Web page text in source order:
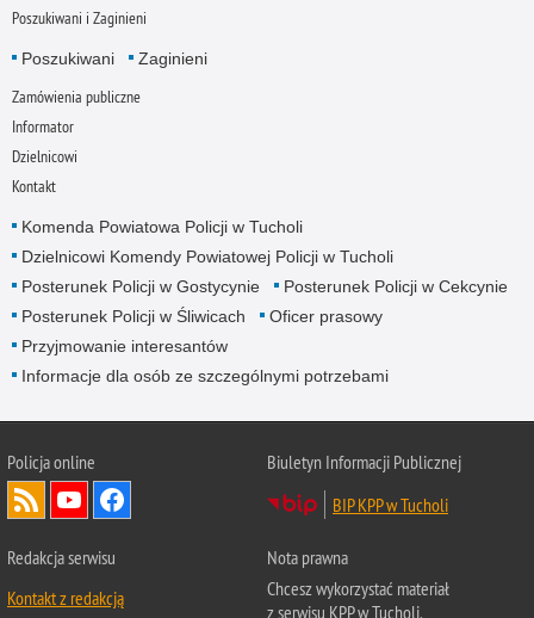
Poszukiwani i Zaginieni
Poszukiwani Zaginieni
Zamówienia publiczne
Informator
Dzielnicowi
Kontakt
Komenda Powiatowa Policji w Tucholi
Dzielnicowi Komendy Powiatowej Policji w Tucholi
Posterunek Policji w Gostycynie
Posterunek Policji w Cekcynie
Posterunek Policji w Śliwicach
Oficer prasowy
Przyjmowanie interesantów
Informacje dla osób ze szczególnymi potrzebami
Policja online
Biuletyn Informacji Publicznej
BIP KPP w Tucholi
Redakcja serwisu
Kontakt z redakcją
Nota prawna
Chcesz wykorzystać materiał
z serwisu KPP w Tucholi.